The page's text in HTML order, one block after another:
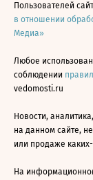
Пользователей
в отношении
Медиа»
Любое
соблюдении
vedomosti.ru
Новости,
на данном сайте,
или продаже
На